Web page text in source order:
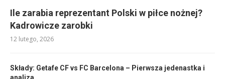
Ile zarabia reprezentant Polski w piłce nożnej?
Kadrowicze zarobki
12 lutego, 2026
Składy: Getafe CF vs FC Barcelona – Pierwsza jedenastka i